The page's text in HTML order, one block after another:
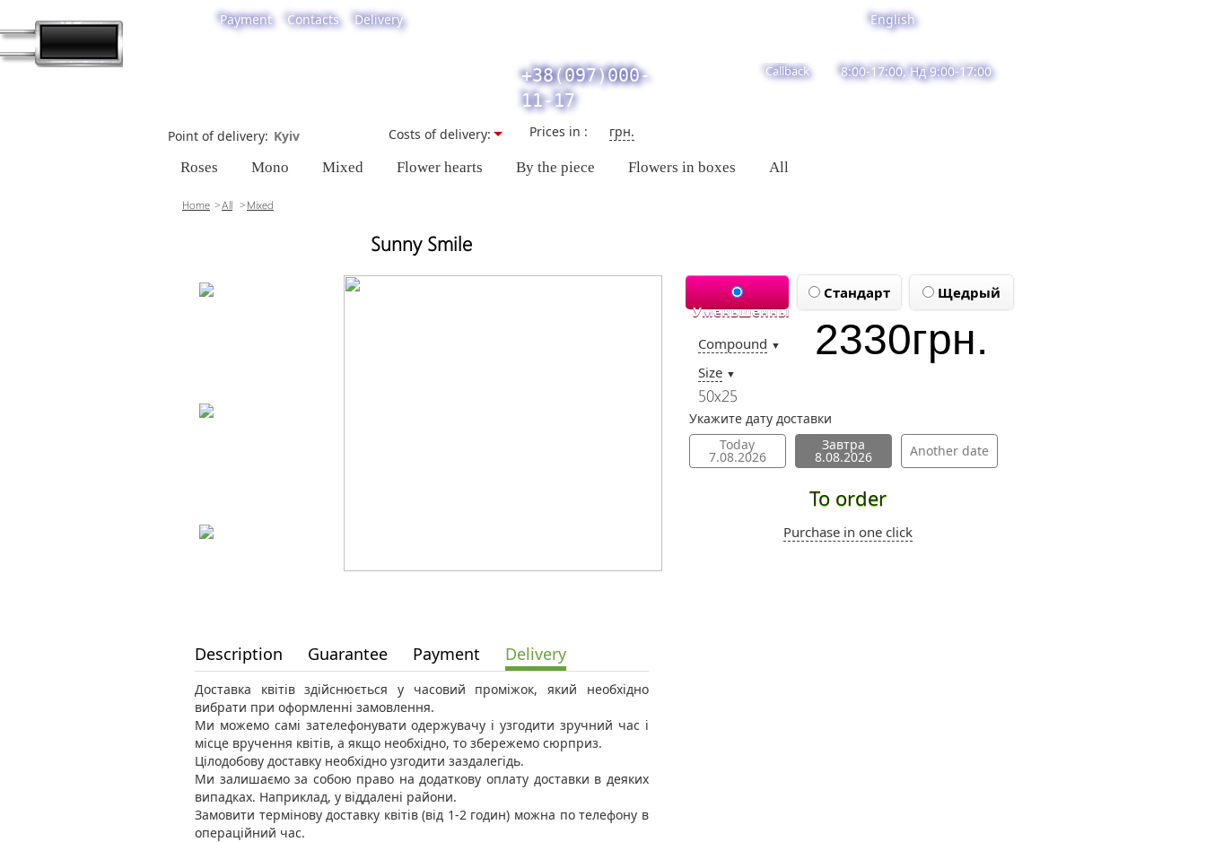
Payment Contacts Delivery English
+38(097)000-
11-17
Callback 8:00-17:00, Нд 9:00-17:00
Point of delivery Costs of delivery: Prices in : грн.
Roses Mono Mixed Flower hearts By the piece Flowers in boxes All
Home All Mixed
Sunny Smile
Description Guarantee Payment Delivery
Доставка квітів здійснюється у часовий проміжок, який необхідно
вибрати при оформленні замовлення.
Ми можемо самі зателефонувати одержувачу і узгодити зручний час і
місце вручення квітів, а якщо необхідно, то збережемо сюрприз.
Цілодобову доставку необхідно узгодити заздалегідь.
Ми залишаємо за собою право на додаткову оплату доставки в деяких
випадках. Наприклад, у віддалені райони.
Замовити термінову доставку квітів (від 1-2 годин) можна по телефону в
операційний час.
Уменьшенный
Стандарт Щедрый
Compound ▼
Size ▼
50х25
2330грн.
Укажите дату доставки
Today
7.08.2026
Завтра
8.08.2026 Another date
To order
Purchase in one click